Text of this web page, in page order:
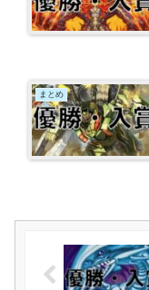
まとめ